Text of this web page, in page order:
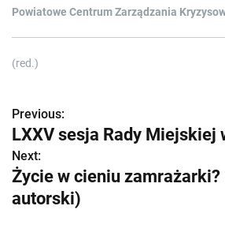
Powiatowe Centrum Zarządzania
(red.)
Z
o
b
a
Previous:
LXXV sesja Rady Miejskiej
Next:
Życie w cieniu
autorski)